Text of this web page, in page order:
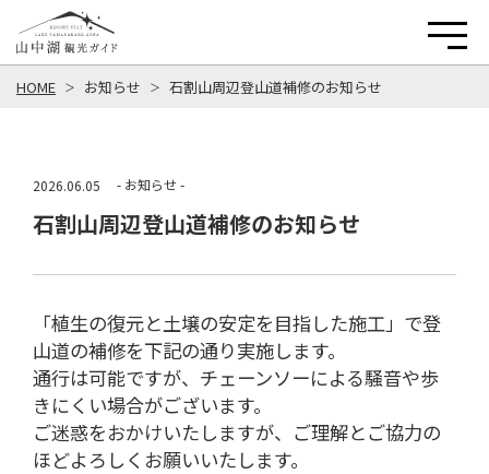
HOME お知らせ 石割山周辺登山道補修のお知らせ
2026.06.05 - お知らせ -
石割山周辺登山道補修のお知らせ
「植生の復元と土壌の安定を目指した施工」で登
山道の補修を下記の通り実施します。
通行は可能ですが、チェーンソーによる騒音や歩
きにくい場合がございます。
ご迷惑をおかけいたしますが、ご理解とご協力の
ほどよろしくお願いいたします。